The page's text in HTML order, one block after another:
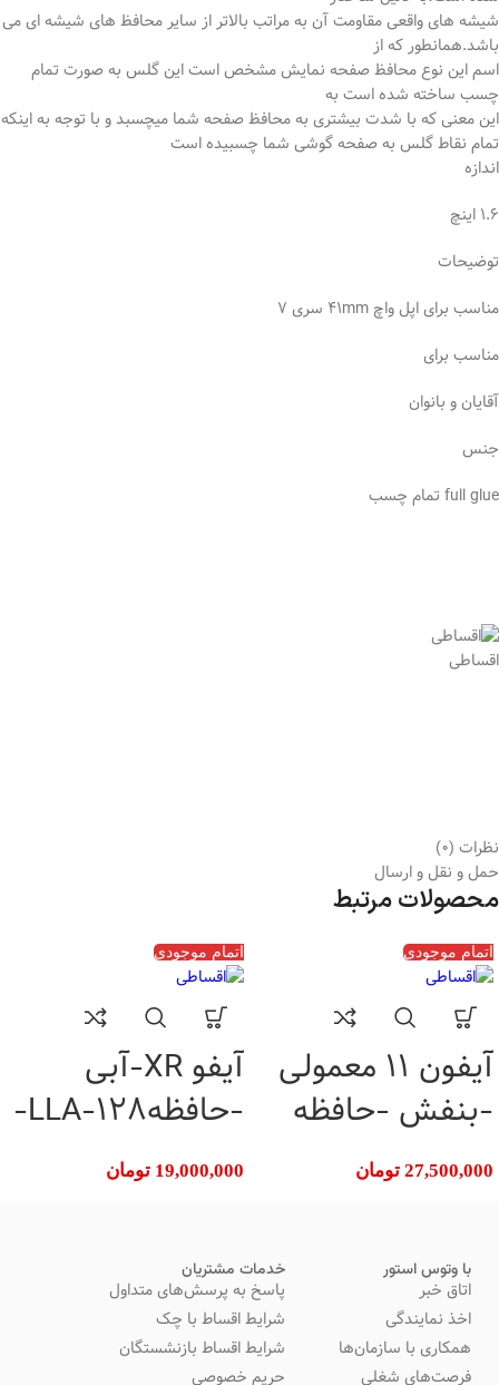
شیشه های واقعی مقاومت آن به مراتب بالاتر از سایر محافظ های شیشه ای می
باشد.همانطور که از
اسم این نوع محافظ صفحه نمایش مشخص است این گلس به صورت تمام
چسب ساخته شده است به
این معنی که با شدت بیشتری به محافظ صفحه شما میچسبد و با توجه به اینکه
تمام نقاط گلس به صفحه گوشی شما چسبیده است
اندازه
۱.۶ اینچ
توضیحات
مناسب برای اپل واچ ۴۱mm سری ۷
مناسب برای
آقایان و بانوان
جنس
full glue تمام چسب
اقساطی
نظرات (0)
حمل و نقل و ارسال
محصولات مرتبط
اتمام موجودی
آیفون 11 معمولی
-بنفش -حافظه
128-ZA-سلامت
باتری 82%
27,500,000 تومان
اتمام موجودی
آیفو XR-آبی
-حافظه128-LLA-
سلامت باتری
19,000,000 تومان
با وتوس استور
اتاق خبر
اخذ نمایندگی
همکاری با سازمان‌ها
فرصت‌های شغلی
خدمات مشتریان
پاسخ به پرسش‌های متداول
شرایط اقساط با چک
شرایط اقساط بازنشستگان
حریم خصوصی